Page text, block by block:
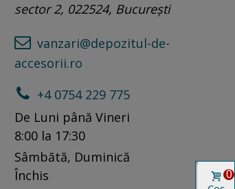
sector 2, 022524, București
vanzari@depozitul-de-
accesorii.ro
+4 0754 229 775
De Luni până Vineri
8:00 la 17:30
Sâmbătă, Duminică
Închis
0